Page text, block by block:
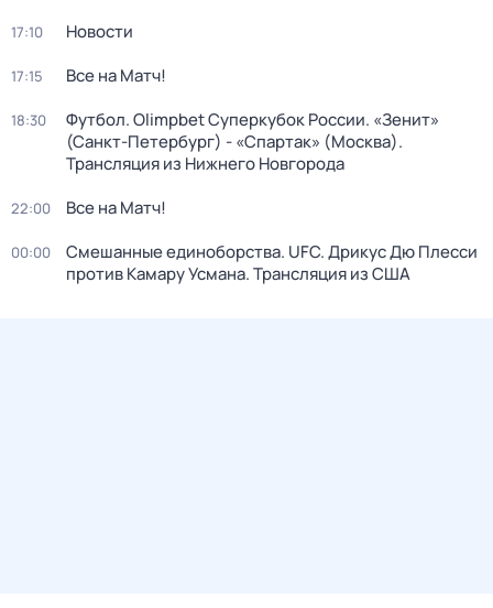
17:10 Новости
17:15 Все на Матч!
18:30
Футбол. Olimpbet Суперкубок России. «Зенит»
(Санкт-Петербург) - «Спартак» (Москва).
Трансляция из Нижнего Новгорода
22:00 Все на Матч!
00:00
Смешанные единоборства. UFC. Дрикус Дю Плесси
против Камару Усмана. Трансляция из США